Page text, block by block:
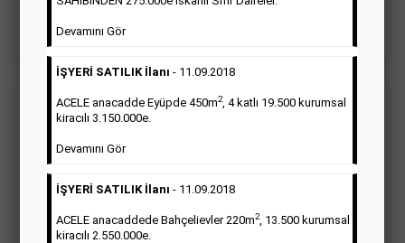
Detaylı Bilgi & İlan Örnekleri
Vasıta İlanı
Sarı sayfa ilanlar alım- satım, duyuru, mini reklam şeklinde
ifade edilebilen ilanlardır. Gazetelerin tirajını önemli ölçüde
etkilerler ve gazete gelirlerinin de önemli bir bölümünü
oluştururlar.Sabah sarı sayfa eleman ilanlarında 6 kelime
sayısı şartı aranmamaktadır.
Devamını Gör
İŞYERİ SATILIK İlanı - 11.09.2018
ACELE anacadde Eyüpde 450m2, 4 katlı 19.500 kurumsal
kiracılı 3.150.000e.
Devamını Gör
İŞYERİ SATILIK İlanı - 11.09.2018
ACELE anacaddede Bahçelievler 220m2, 13.500 kurumsal
kiracılı 2.550.000e.